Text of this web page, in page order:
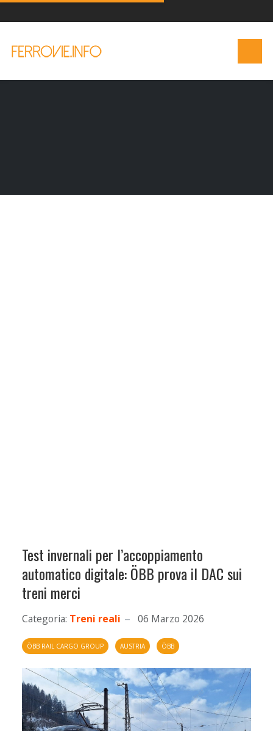
Test invernali per l’accoppiamento
automatico digitale: ÖBB prova il DAC sui
treni merci
Categoria: Treni reali 06 Marzo 2026
ÖBB RAIL CARGO GROUP AUSTRIA ÖBB